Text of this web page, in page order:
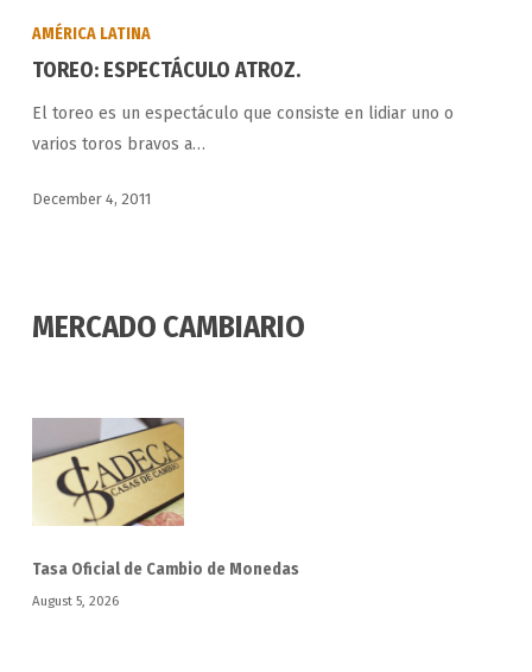
ESPECTÁCULO
AMÉRICA LATINA
TOREO: ESPECTÁCULO ATROZ.
El toreo es un espectáculo que consiste en lidiar uno o
varios toros bravos a…
December 4, 2011
MERCADO CAMBIARIO
Tasa Oficial de Cambio de Monedas
August 5, 2026